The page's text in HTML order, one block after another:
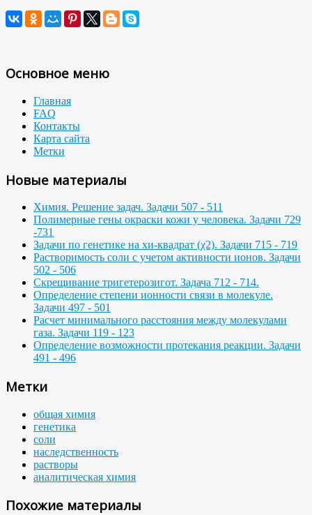
Основное меню
Главная
FAQ
Контакты
Карта сайта
Метки
Новые материалы
Химия. Решение задач. Задачи 507 - 511
Полимерные гены окраски кожи у человека. Задачи 729
-731
Задачи по генетике на хи-квадрат (χ2). Задачи 715 - 719
Растворимость соли с учетом активности ионов. Задачи
502 - 506
Скрещивание тригетерозигот. Задача 712 - 714.
Определение степени ионности связи в молекуле.
Задачи 497 - 501
Расчет минимального расстояния между молекулами
газа. Задачи 119 - 123
Определение возможности протекания реакции. Задачи
491 - 496
Метки
общая химия
генетика
соли
наследственность
растворы
аналитическая химия
Похожие материалы